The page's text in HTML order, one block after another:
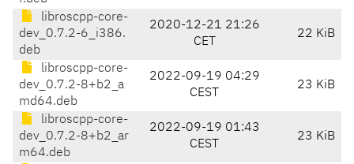
libroscpp-core-
dev_0.7.2-6_i386.
deb
2020-12-21 21:26
CET
22 KiB
libroscpp-core-
dev_0.7.2-8+b2_a
md64.deb
2022-09-19 04:29
CEST
23 KiB
libroscpp-core-
dev_0.7.2-8+b2_ar
m64.deb
2022-09-19 01:43
CEST
23 KiB